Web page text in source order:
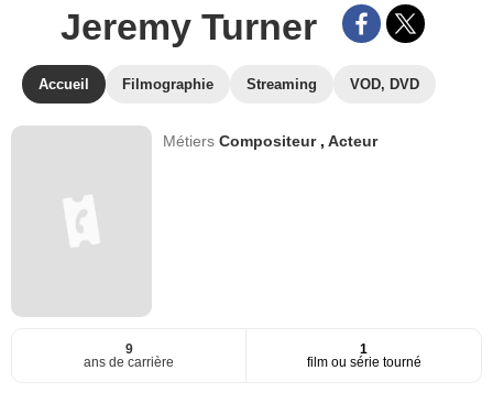
Jeremy Turner
Accueil Filmographie Streaming VOD, DVD
MétiersCompositeur ,Acteur
9
ans de carrière
1
film ou série tourné